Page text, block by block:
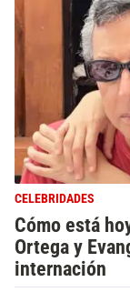
CELEBRIDADES
Cómo está
Ortega y
internación